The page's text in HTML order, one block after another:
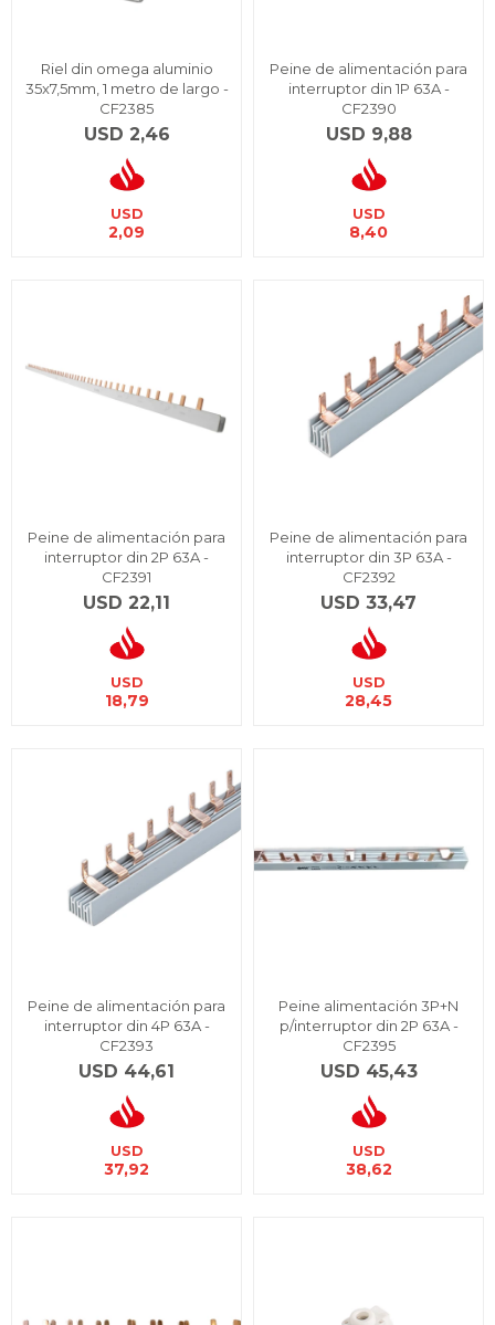
Riel din omega aluminio
35x7,5mm, 1 metro de largo -
CF2385
USD 2,46
USD
2,09
Peine de alimentación para
interruptor din 1P 63A -
CF2390
USD 9,88
USD
8,40
Peine de alimentación para
interruptor din 2P 63A -
CF2391
USD 22,11
USD
18,79
Peine de alimentación para
interruptor din 3P 63A -
CF2392
USD 33,47
USD
28,45
Peine de alimentación para
interruptor din 4P 63A -
CF2393
USD 44,61
USD
37,92
Peine alimentación 3P+N
p/interruptor din 2P 63A -
CF2395
USD 45,43
USD
38,62